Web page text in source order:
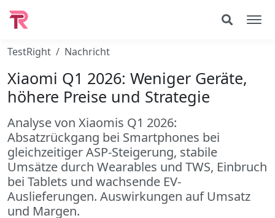
TestRight Nachricht
Xiaomi Q1 2026: Weniger Geräte,
höhere Preise und Strategie
Analyse von Xiaomis Q1 2026:
Absatzrückgang bei Smartphones bei
gleichzeitiger ASP-Steigerung, stabile
Umsätze durch Wearables und TWS, Einbruch
bei Tablets und wachsende EV-
Auslieferungen. Auswirkungen auf Umsatz
und Margen.